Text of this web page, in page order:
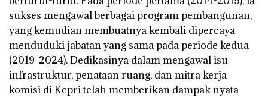
sukses mengawal berbagai program pembangunan,
yang kemudian membuatnya kembali dipercaya
menduduki jabatan yang sama pada periode kedua
(2019-2024). Dedikasinya dalam mengawal isu
infrastruktur, penataan ruang, dan mitra kerja
komisi di Kepri telah memberikan dampak nyata